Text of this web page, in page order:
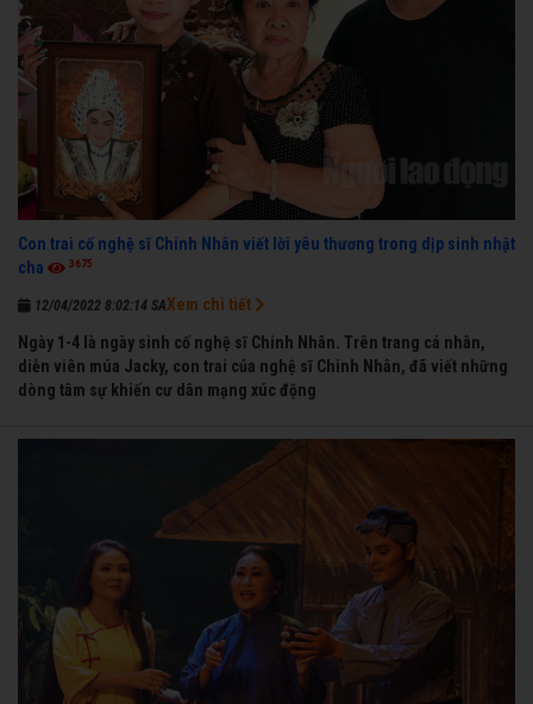
Con trai cố nghệ sĩ Chinh Nhân viết lời yêu thương trong dịp sinh nhật
cha
3675
12/04/2022 8:02:14 SA
Ngày 1-4 là ngày sinh cố nghệ sĩ Chinh Nhân. Trên trang cá nhân,
diễn viên múa Jacky, con trai của nghệ sĩ Chinh Nhân, đã viết những
dòng tâm sự khiến cư dân mạng xúc động
Xem chi tiết